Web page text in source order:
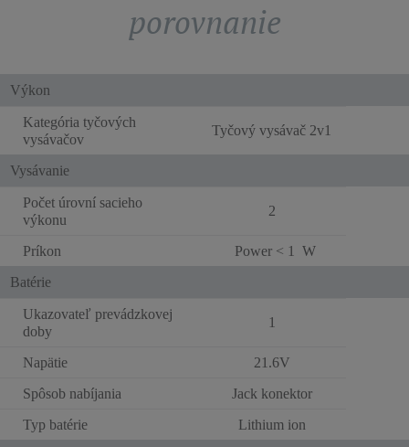
porovnanie
Výkon
Kategória tyčových
vysávačov
Tyčový vysávač 2v1
Vysávanie
Počet úrovní sacieho
výkonu
2
Príkon
Power < 1 W
Batérie
Ukazovateľ prevádzkovej
doby
1
Napätie
21.6V
Spôsob nabíjania
Jack konektor
Typ batérie
Lithium ion